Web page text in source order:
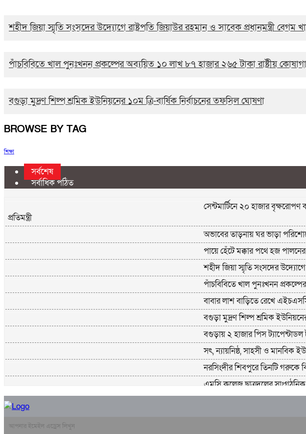
শহীদ জিয়া স্মৃতি সংসদের উদ্যোগে রাষ্ট্রপতি জিয়াউর রহমান ও সাবেক প্রধানমন্ত্রী বেগম
পাঁচবিবিতে খাল পুনঃখনন প্রকল্পের অব্যয়িত ১০ লাখ ৮৭ হাজার ২৬৫ টাকা রাষ্ট্রীয়
বগুড়া মুদ্রণ শিল্প শ্রমিক ইউনিয়নের ১০ম ত্রি-বার্ষিক নির্বাচনের তফসিল ঘোষণা
BROWSE BY TAG
শিক্ষা
সর্বশেষ
সর্বাধিক পঠিত
সেন্টমার্টিনে ২০ হাজার
প্রতিমন্ত্রী
অভাবের তাড়নায় ঘর ভাড়া
পায়ে হেঁটে মক্কার পথে হজ
শহীদ জিয়া স্মৃতি সংসদের উদ্যোগে
পাঁচবিবিতে খাল পুনঃখনন
বাবার লাশ বাড়িতে রেখে
বগুড়া মুদ্রণ শিল্প শ্রমিক
বগুড়ায় ২ হাজার পিস ট্যাপেন্টাডল
সৎ, ন্যায়নিষ্ঠ, সাহসী ও মানবিক
নরসিংদীর শিবপুরে তিনটি গরুকে
এমসি কলেজ ছাত্রদলের